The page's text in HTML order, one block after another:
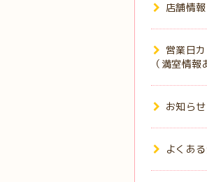
店舗情
営業日
（満室情報
お知らせ
よくあ